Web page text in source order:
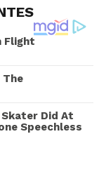
Flight
The
Did At
Speechless